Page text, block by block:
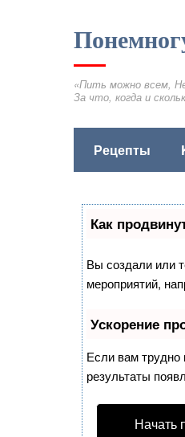
«Пить можно всем,
За что, когда и
Рецепты
Как
Вы создали или
мероприятий,
Ускорение
Если вам трудно
результаты
Начать